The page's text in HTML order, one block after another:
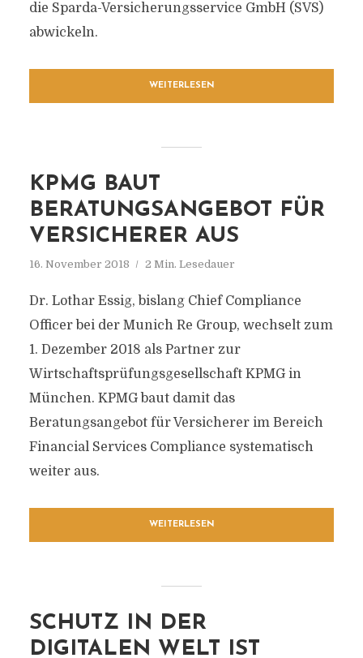
die Sparda-Versicherungsservice GmbH (SVS)
abwickeln.
WEITERLESEN
KPMG BAUT
BERATUNGSANGEBOT FÜR
VERSICHERER AUS
16. November 2018 2 Min. Lesedauer
Dr. Lothar Essig, bislang Chief Compliance
Officer bei der Munich Re Group, wechselt zum
1. Dezember 2018 als Partner zur
Wirtschaftsprüfungsgesellschaft KPMG in
München. KPMG baut damit das
Beratungsangebot für Versicherer im Bereich
Financial Services Compliance systematisch
weiter aus.
WEITERLESEN
SCHUTZ IN DER
DIGITALEN WELT IST